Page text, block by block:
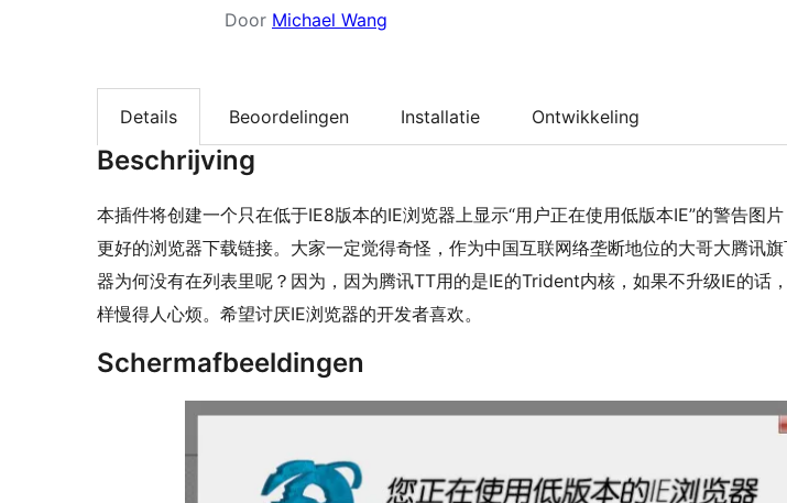
Door Michael Wang
Details Beoordelingen Installatie Ontwikkeling
Beschrijving
本插件将创建一个只在低于IE8版本的IE浏览器上显示“用户正在使用低版本IE”的警告图
更好的浏览器下载链接。大家一定觉得奇怪，作为中国互联网络垄断地位的大哥大腾讯
器为何没有在列表里呢？因为，因为腾讯TT用的是IE的Trident内核，如果不升级IE的话
样慢得人心烦。希望讨厌IE浏览器的开发者喜欢。
Schermafbeeldingen